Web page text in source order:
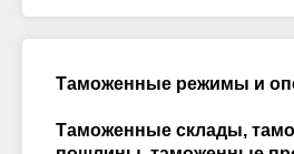
Таможенные режимы и
Таможенные склады,